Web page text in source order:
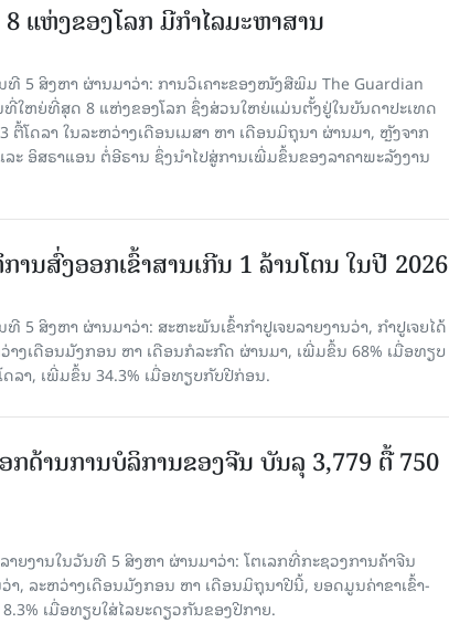
ແຫ່ງຂອງໂລກ ມີກຳໄລມະຫາສານ
ທີ 5 ສິງຫາ ຜ່ານມາວ່າ: ການວິເຄາະຂອງໜັງສືພິມ The Guardian
ທີ່ໃຫຍ່ທີ່ສຸດ 8 ແຫ່ງຂອງໂລກ ຊຶ່ງສ່ວນໃຫຍ່ແມ່ນຕັ້ງຢູ່ໃນບັນດາປະເທດ
ຕື້ໂດລາ ໃນລະຫວ່າງເດືອນເມສາ ຫາ ເດືອນມິຖຸນາ ຜ່ານມາ, ຫຼັງຈາກ
ະ ອິສຣາແອນ ຕໍ່ອີຣານ ຊຶ່ງນຳໄປສູ່ການເພີ່ມຂຶ້ນຂອງລາຄາພະລັງງານ
ານສົ່ງອອກເຂົ້າສານເກີນ 1 ລ້ານໂຕນ ໃນປີ 2026
5 ສິງຫາ ຜ່ານມາວ່າ: ສະຫະພັນເຂົ້າກຳປູເຈຍລາຍງານວ່າ, ກໍາປູເຈຍໄດ້
າງເດືອນມັງກອນ ຫາ ເດືອນກໍລະກົດ ຜ່ານມາ, ເພີ່ມຂຶ້ນ 68% ເມື່ອທຽບ
ລາ, ເພີ່ມຂຶ້ນ 34.3% ເມື່ອທຽບກັບປີກ່ອນ.
ກດ້ານການບໍລິການຂອງຈີນ ບັນລຸ 3,779 ຕື້ 750
າຍງານໃນວັນທີ 5 ສິງຫາ ຜ່ານມາວ່າ: ໂຕເລກທີ່ກະຊວງການຄ້າຈີນ
າ, ລະຫວ່າງເດືອນມັງກອນ ຫາ ເດືອນມິຖຸນາປີນີ້, ຍອດມູນຄ່າຂາເຂົ້າ-
ເມື່ອທຽບໃສ່ໄລຍະດຽວກັນຂອງປີກາຍ.